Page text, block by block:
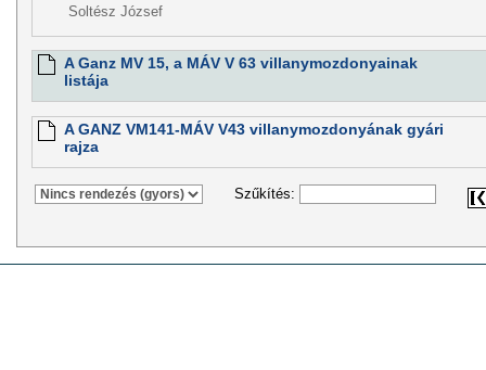
Soltész József
A Ganz MV 15, a MÁV V 63 villanymozdonyainak
listája
A GANZ VM141-MÁV V43 villanymozdonyának gyári
rajza
Szűkítés: